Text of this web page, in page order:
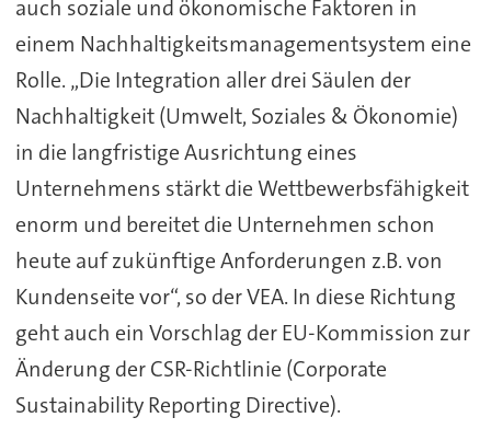
auch soziale und ökonomische Faktoren in
einem Nachhaltigkeitsmanagementsystem eine
Rolle. „Die Integration aller drei Säulen der
Nachhaltigkeit (Umwelt, Soziales & Ökonomie)
in die langfristige Ausrichtung eines
Unternehmens stärkt die Wettbewerbsfähigkeit
enorm und bereitet die Unternehmen schon
heute auf zukünftige Anforderungen z.B. von
Kundenseite vor“, so der VEA. In diese Richtung
geht auch ein Vorschlag der EU-Kommission zur
Änderung der CSR-Richtlinie (Corporate
Sustainability Reporting Directive).